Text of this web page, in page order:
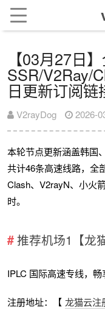
【03月27日
SSR/V2Ray/
日更新订阅链
V2rayDog 2026-
本轮节点更新涵盖韩国
共计46条高速线路，全
Clash、V2rayN、小火
时。
推荐机场1【龙
IPLC 国际高速专线，
注册地址：【 龙猫云注